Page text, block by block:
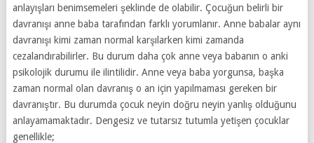
anlayışları benimsemeleri şeklinde de olabilir. Çocuğun belirli bir
davranışı anne baba tarafından farklı yorumlanır. Anne babalar aynı
davranışı kimi zaman normal karşılarken kimi zamanda
cezalandırabilirler. Bu durum daha çok anne veya babanın o anki
psikolojik durumu ile ilintilidir. Anne veya baba yorgunsa, başka
zaman normal olan davranış o an için yapılmaması gereken bir
davranıştır. Bu durumda çocuk neyin doğru neyin yanlış olduğunu
anlayamamaktadır. Dengesiz ve tutarsız tutumla yetişen çocuklar
genellikle;